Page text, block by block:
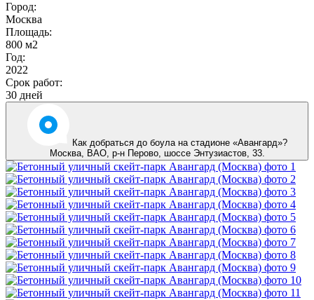
Город:
Москва
Площадь:
800 м2
Год:
2022
Срок работ:
30 дней
Как добраться до боула на стадионе «Авангард»?
Москва, ВАО, р-н Перово, шоссе Энтузиастов, 33.